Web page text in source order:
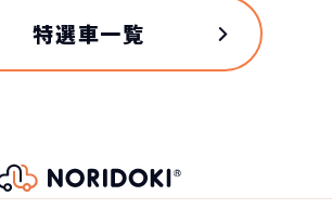
万円
は、多額の費用が発生するため、短
換えるのが難しくなります。
きてしまっても、故障が多発するま
うもの。3年毎に好きな新車を選んで
、故障・車検などの心配をする必要
駆動方式
エンジン形式
特選車一覧